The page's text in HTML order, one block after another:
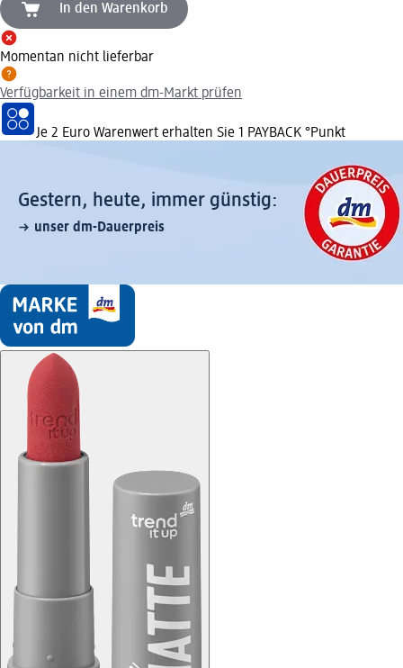
In den Warenkorb
Momentan nicht lieferbar
Verfügbarkeit in einem dm-Markt prüfen
Je 2 Euro Warenwert erhalten Sie 1 PAYBACK °Punkt
Gestern, heute, immer günstig:
unser dm-Dauerpreis